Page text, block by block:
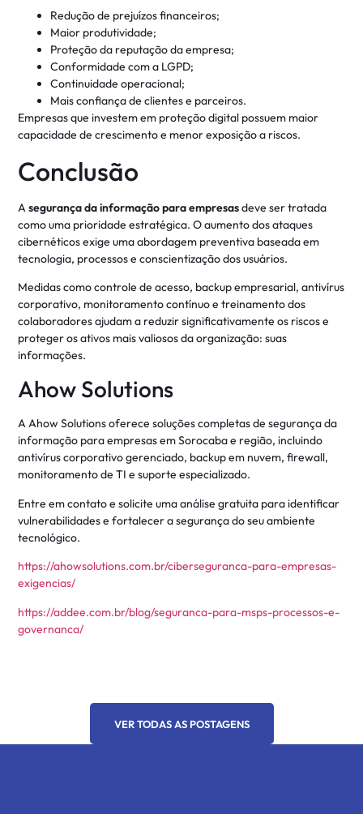
Redução de prejuízos financeiros;
Maior produtividade;
Proteção da reputação da empresa;
Conformidade com a LGPD;
Continuidade operacional;
Mais confiança de clientes e parceiros.
Empresas que investem em proteção digital possuem maior
capacidade de crescimento e menor exposição a riscos.
Conclusão
Asegurança da informação para empresasdeve ser tratada
como uma prioridade estratégica. O aumento dos ataques
cibernéticos exige uma abordagem preventiva baseada em
tecnologia, processos e conscientização dos usuários.
Medidas como controle de acesso, backup empresarial, antivírus
corporativo, monitoramento contínuo e treinamento dos
colaboradores ajudam a reduzir significativamente os riscos e
proteger os ativos mais valiosos da organização: suas
informações.
Ahow Solutions
A Ahow Solutions oferece soluções completas de segurança da
informação para empresas em Sorocaba e região, incluindo
antivírus corporativo gerenciado, backup em nuvem, firewall,
monitoramento de TI e suporte especializado.
Entre em contato e solicite uma análise gratuita para identificar
vulnerabilidades e fortalecer a segurança do seu ambiente
tecnológico.
https://ahowsolutions.com.br/ciberseguranca-para-empresas-
exigencias/
https://addee.com.br/blog/seguranca-para-msps-processos-e-
governanca/
VER TODAS AS POSTAGENS